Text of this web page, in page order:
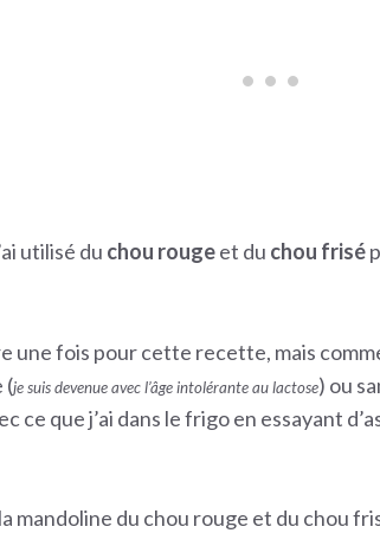
utilisé du chou rougeet du chou frisé
une fois pour cette recette, mais
(je suis devenue avec l’âge intolérante au lactose) ou
ce que j’ai dans le frigo en essayant
mandoline du chou rouge et du chou